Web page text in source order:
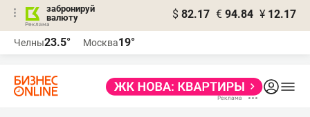
забронируй
валюту
$ 82.17 € 94.84 ¥ 12.17
Челны23.5° Москва19°